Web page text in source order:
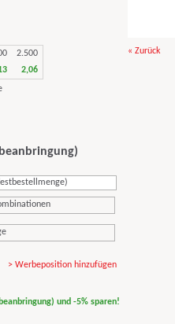
2.500
2,06
> Werbeposition hinzufügen
und -5% sparen!
« Zurück